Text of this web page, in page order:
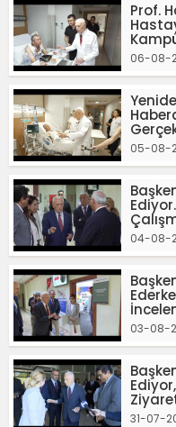
Prof.
06-08-
05-08-
04-08-
03-08-
31-07-